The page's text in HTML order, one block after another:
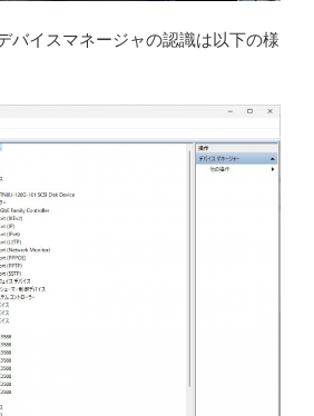
バイスマネージャの認識は以下の様